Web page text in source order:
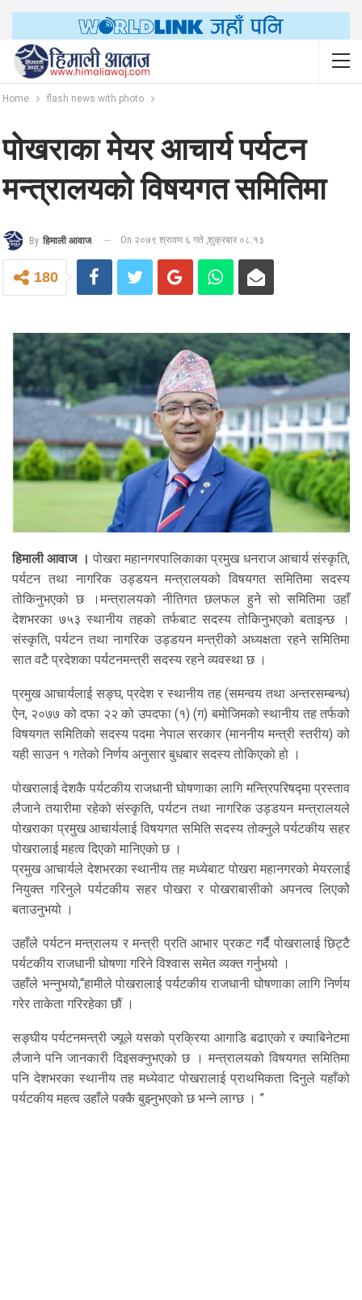
Home flash news with photo
पोखराका मेयर आचार्य पर्यटन
मन्त्रालयको विषयगत समितिमा
By हिमाली आवाज On २०७९ श्रावण ६ गते ,शुक्रबार ०८:१३
180
हिमाली आवाज । पोखरा महानगरपालिकाका प्रमुख धनराज आचार्य संस्कृति,
पर्यटन तथा नागरिक उड्डयन मन्त्रालयको विषयगत समितिमा सदस्य
तोकिनुभएको छ ।मन्त्रालयको नीतिगत छलफल हुने सो समितिमा उहाँ
देशभरका ७५३ स्थानीय तहको तर्फबाट सदस्य तोकिनुभएको बताइन्छ ।
संस्कृति, पर्यटन तथा नागरिक उड्डयन मन्त्रीको अध्यक्षता रहने समितिमा
सात वटै प्रदेशका पर्यटनमन्त्री सदस्य रहने व्यवस्था छ ।
प्रमुख आचार्यलाई सङ्घ, प्रदेश र स्थानीय तह (समन्वय तथा अन्तरसम्बन्ध)
ऐन, २०७७ को दफा २२ को उपदफा (१) (ग) बमोजिमको स्थानीय तह तर्फको
विषयगत समितिको सदस्य पदमा नेपाल सरकार (माननीय मन्त्री स्तरीय) को
यही साउन १ गतेको निर्णय अनुसार बुधबार सदस्य तोकिएको हो ।
पोखरालाई देशकै पर्यटकीय राजधानी घोषणाका लागि मन्त्रिपरिषद्मा प्रस्ताव
लैजाने तयारीमा रहेको संस्कृति, पर्यटन तथा नागरिक उड्डयन मन्त्रालयले
पोखराका प्रमुख आचार्यलाई विषयगत समिति सदस्य तोक्नुले पर्यटकीय सहर
पोखरालाई महत्व दिएको मानिएको छ ।
प्रमुख आचार्यले देशभरका स्थानीय तह मध्येबाट पोखरा महानगरको मेयरलाई
नियुक्त गरिनुले पर्यटकीय सहर पोखरा र पोखराबासीको अपनत्व लिएकोे
बताउनुभयो ।
उहाँले पर्यटन मन्त्रालय र मन्त्री प्रति आभार प्रकट गर्दै पोखरालाई छिट्टै
पर्यटकीय राजधानी घोषणा गरिने विश्वास समेत व्यक्त गर्नुभयो ।
उहाँले भन्नुभयो,“हामीले पोखरालाई पर्यटकीय राजधानी घोषणाका लागि निर्णय
गरेर ताकेता गरिरहेका छौं ।
सङ्घीय पर्यटनमन्त्री ज्यूले यसको प्रक्रिया आगाडि बढाएको र क्याबिनेटमा
लैजाने पनि जानकारी दिइसक्नुभएको छ । मन्त्रालयको विषयगत समितिमा
पनि देशभरका स्थानीय तह मध्येवाट पोखरालाई प्राथमिकता दिनुले यहाँको
पर्यटकीय महत्व उहाँले पक्कै बुझ्नुभएको छ भन्ने लाग्छ । ”